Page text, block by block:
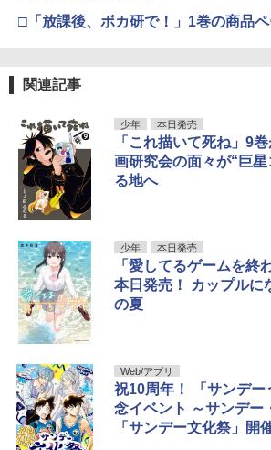
□「放課後、ボカ研で！」1巻の商品
関連記事
少年 本日発売
「これ描いて死ね」9
画研究会の面々が“巨
る地へ
少年 本日発売
「愛してるゲームを終
本日発売！ カップルに
の夏
Web/アプリ
祝10周年！ 「サンデー
念イベント ～サンデー
「サンデー文化祭」開